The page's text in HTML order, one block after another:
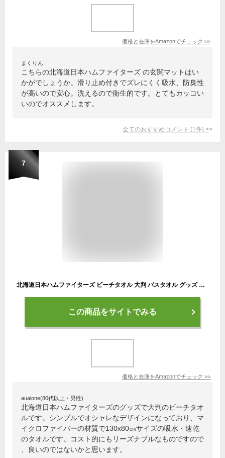
価格と在庫をAmazonでチェック >>
まくりん
こちらの北海道日本ハムファイターズ の玄関マットはい
かがでしょうか。滑り止め付きでズレにくく吸水、防臭性
が高いので安心。洗えるので衛生的です。とてもカッコい
いのでオススメします。
全てのおすすめコメント (1 件) >
7
北海道日本ハムファイターズ ビーチタオル 大判 バスタオル グッズ 旅行用タオル フェイスタオル 通気性 吸水 速乾グッズ 家庭用 お風呂 プール ジム おしゃれ ソフトタオル130x80cm
この商品をサイトでみる
価格と在庫をAmazonでチェック >>
aualone(80代以上・男性)
北海道日本ハムファイターズのグッズで大判のビーチタオ
ルです。シンプルでオシャレなデザインになっており、マ
イクロファイバーの材質で130x80㎝サイズの吸水・速乾
のタオルです。コスト的にもリーズナブルなものですので
、良いのではないかと思います。